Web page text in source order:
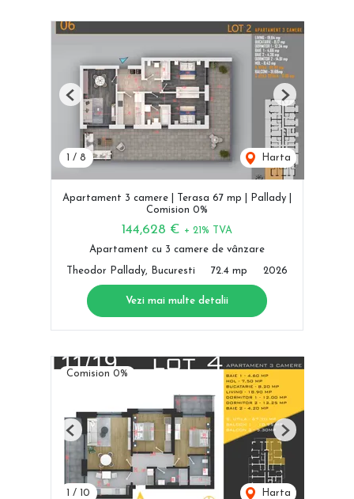
/ 8 Harta
Previous Next
Apartament 3 camere | Terasa 67 mp | Pallady |
Comision 0%
144,628 € + 21% TVA
Apartament cu 3 camere de vânzare
Theodor Pallady, Bucuresti 72.4 mp 2026
Vezi mai multe detalii
Comision 0%
1 / 10 Harta
Previous Next